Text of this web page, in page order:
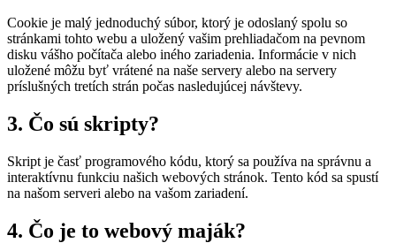
Cookie je malý jednoduchý súbor, ktorý je odoslaný spolu so
stránkami tohto webu a uložený vašim prehliadačom na pevnom
disku vášho počítača alebo iného zariadenia. Informácie v nich
uložené môžu byť vrátené na naše servery alebo na servery
príslušných tretích strán počas nasledujúcej návštevy.
3. Čo sú skripty?
Skript je časť programového kódu, ktorý sa používa na správnu a
interaktívnu funkciu našich webových stránok. Tento kód sa spustí
na našom serveri alebo na vašom zariadení.
4. Čo je to webový maják?